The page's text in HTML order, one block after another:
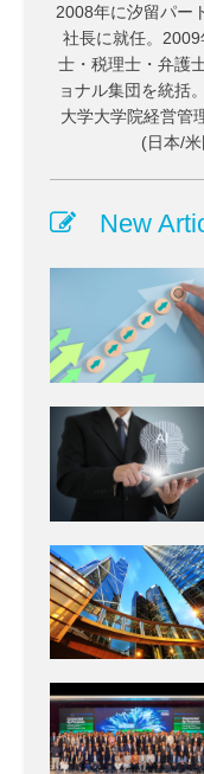
2008年に汐留パー
社長に就任。
士・税理士・弁護
ョナル集団を統括
大学大学院経営管
(日本/米
New